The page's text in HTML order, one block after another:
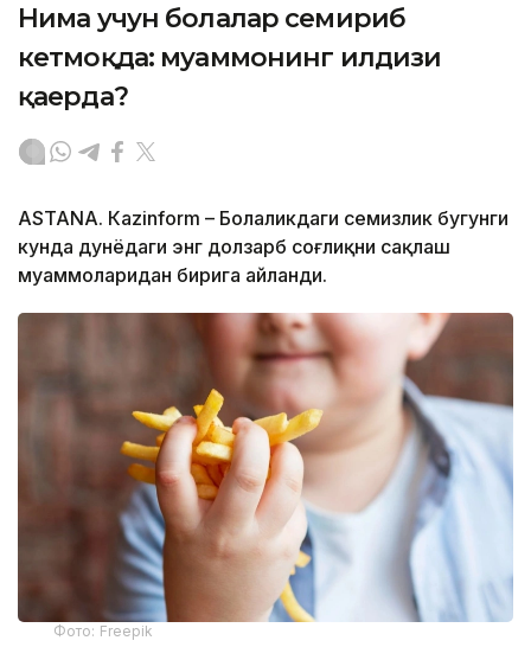
Нима учун болалар семириб
кетмоқда: муаммонинг илдизи
қаерда?
ASTANА. Кazinform – Болаликдаги семизлик бугунги
кунда дунёдаги энг долзарб соғлиқни сақлаш
муаммоларидан бирига айланди.
Фото: Freepik